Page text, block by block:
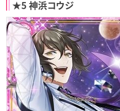
★5 神浜コウジ